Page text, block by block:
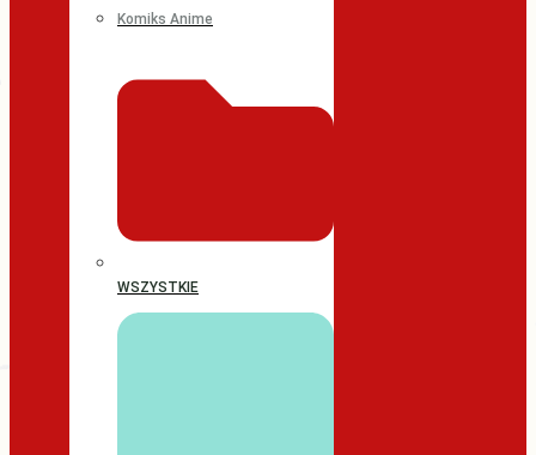
Komiks Anime
WSZYSTKIE